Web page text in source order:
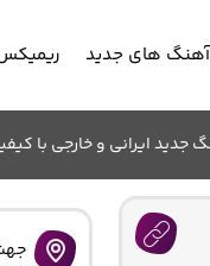
آهنگ های جدید
ایرانی و خارجی با